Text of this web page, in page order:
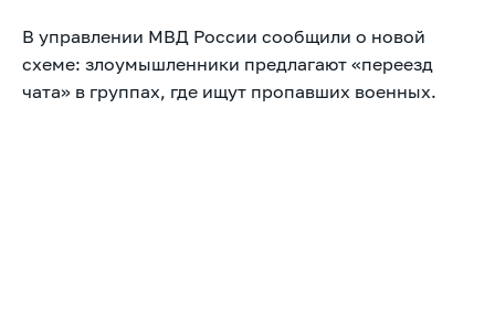
В управлении МВД России сообщили о новой
схеме: злоумышленники предлагают «переезд
чата» в группах, где ищут пропавших военных.